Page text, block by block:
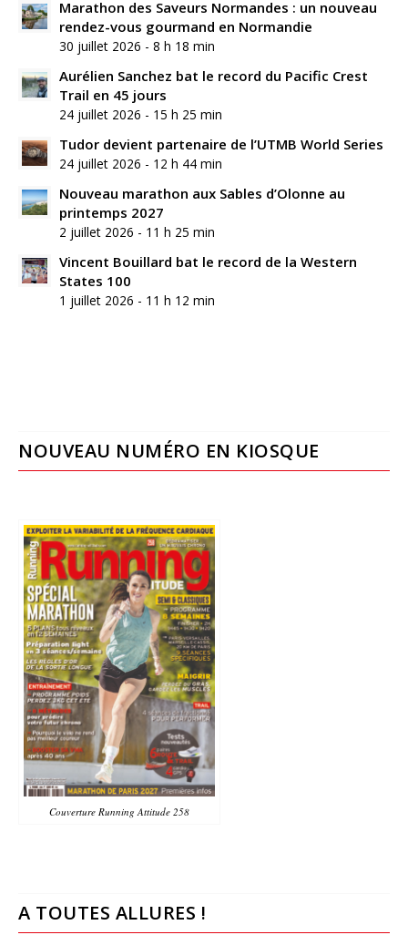
Marathon des Saveurs Normandes : un nouveau
rendez-vous gourmand en Normandie
30 juillet 2026 - 8 h 18 min
Aurélien Sanchez bat le record du Pacific Crest
Trail en 45 jours
24 juillet 2026 - 15 h 25 min
Tudor devient partenaire de l’UTMB World Series
24 juillet 2026 - 12 h 44 min
Nouveau marathon aux Sables d’Olonne au
printemps 2027
2 juillet 2026 - 11 h 25 min
Vincent Bouillard bat le record de la Western
States 100
1 juillet 2026 - 11 h 12 min
NOUVEAU NUMÉRO EN KIOSQUE
Couverture Running Attitude 258
A TOUTES ALLURES !